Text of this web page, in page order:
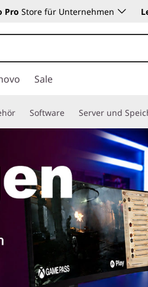
Pro Store für Unternehmen
Sale
Software Server und